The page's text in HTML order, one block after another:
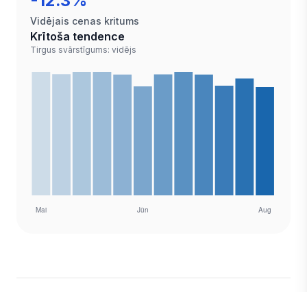
Vidējais cenas kritums
Krītoša tendence
Tirgus svārstīgums: vidējs